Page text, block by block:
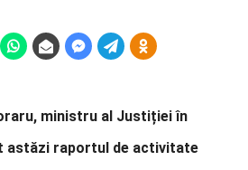
ministru al Justiției în
astăzi raportul de activitate